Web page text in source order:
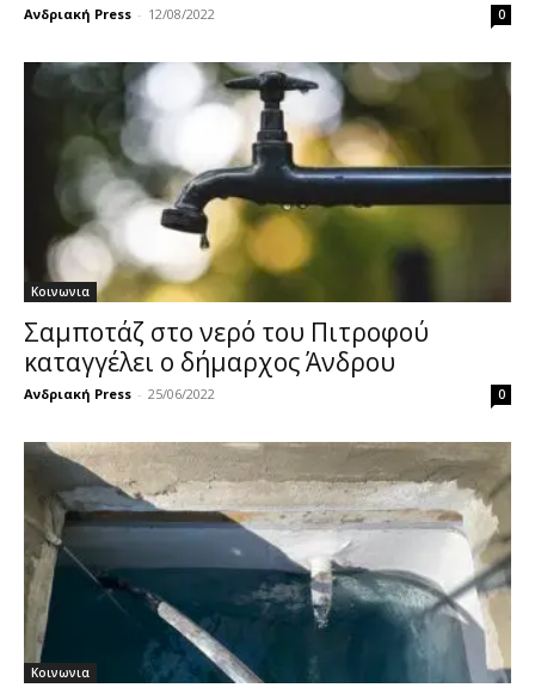
Ανδριακή Press - 12/08/2022 0
Κοινωνια
Σαμποτάζ στο νερό του Πιτροφού
καταγγέλει ο δήμαρχος Άνδρου
Ανδριακή Press - 25/06/2022 0
Κοινωνια